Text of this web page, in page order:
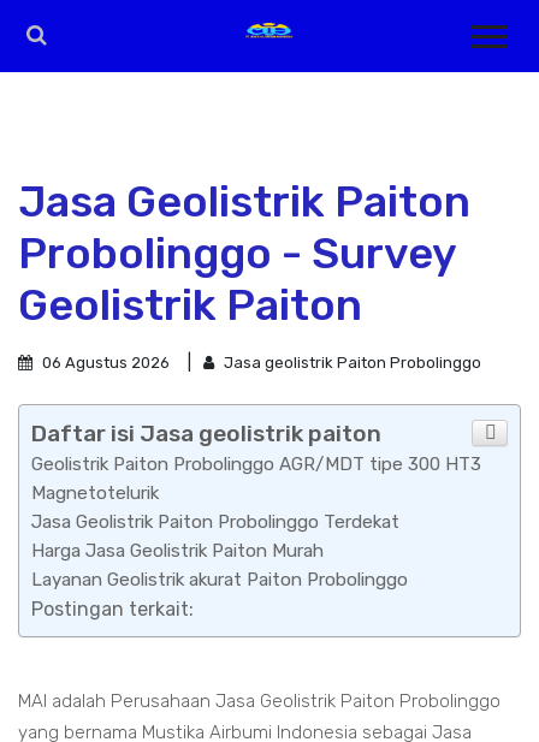
Jasa Geolistrik Paiton
Probolinggo - Survey
Geolistrik Paiton
06 Agustus 2026 Jasa geolistrik Paiton Probolinggo
Daftar isi Jasa geolistrik paiton
Geolistrik Paiton Probolinggo AGR/MDT tipe 300 HT3
Magnetotelurik
Jasa Geolistrik Paiton Probolinggo Terdekat
Harga Jasa Geolistrik Paiton Murah
Layanan Geolistrik akurat Paiton Probolinggo
Postingan terkait:
MAI adalah Perusahaan Jasa Geolistrik Paiton Probolinggo
yang bernama Mustika Airbumi Indonesia sebagai Jasa